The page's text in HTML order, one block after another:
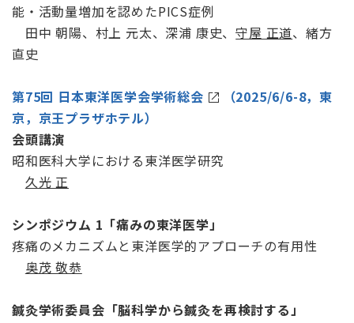
能・活動量増加を認めたPICS症例
田中 朝陽、村上 元太、深浦 康史、守屋 正道、緒方
直史
第75回 日本東洋医学会学術総会
（2025/6/6-8，東
京，京王プラザホテル）
会頭講演
昭和医科大学における東洋医学研究
久光 正
シンポジウム 1「痛みの東洋医学」
疼痛のメカニズムと東洋医学的アプローチの有用性
奥茂 敬恭
鍼灸学術委員会「脳科学から鍼灸を再検討する」